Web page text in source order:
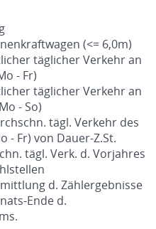
(<= 6,0m)
täglicher Verkehr an
- Fr)
täglicher Verkehr an
- So)
tägl. Verkehr des
- Fr) von Dauer-Z.St.
tägl. Verk. d. Vorjahres
d. Zählergebnisse
Ende d.